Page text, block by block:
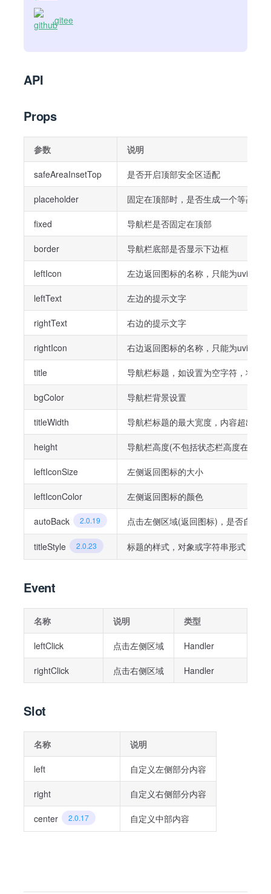
gitee
API
Props
参数 说明
safeAreaInsetTop 是否开启顶部安全区适配
placeholder 固定在顶部时，是否生成一个等高元
fixed 导航栏是否固定在顶部
border 导航栏底部是否显示下边框
leftIcon 左边返回图标的名称，只能为uview-
leftText 左边的提示文字
rightText 右边的提示文字
rightIcon 右边返回图标的名称，只能为uview-
title 导航栏标题，如设置为空字符，将会
bgColor 导航栏背景设置
titleWidth 导航栏标题的最大宽度，内容超出会
height 导航栏高度(不包括状态栏高度在内，
leftIconSize 左侧返回图标的大小
leftIconColor 左侧返回图标的颜色
autoBack 2.0.19 点击左侧区域(返回图标)，是否自动
titleStyle 2.0.23 标题的样式，对象或字符串形式
Event
名称 说明 类型
leftClick 点击左侧区域 Handler
rightClick 点击右侧区域 Handler
Slot
名称 说明
left 自定义左侧部分内容
right 自定义右侧部分内容
center 2.0.17 自定义中部内容